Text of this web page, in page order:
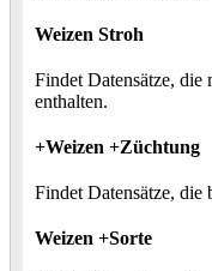
Weizen Stroh
Findet Datensätze, die
enthalten.
+Weizen +Züchtung
Findet Datensätze, die
Weizen +Sorte